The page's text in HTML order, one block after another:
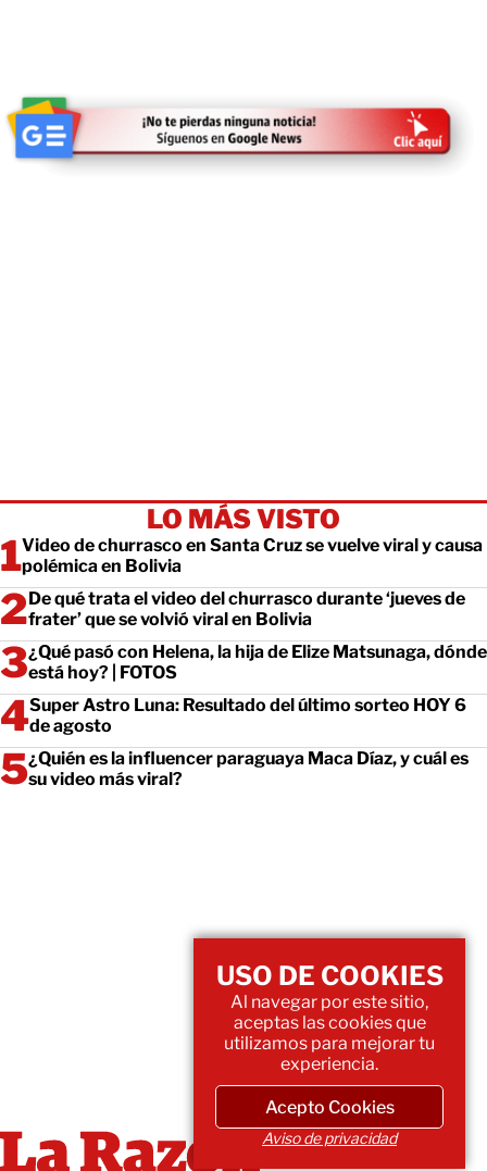
LO MÁS VISTO
Video de churrasco en Santa Cruz se vuelve viral y causa
polémica en Bolivia
De qué trata el video del churrasco durante ‘jueves de
frater’ que se volvió viral en Bolivia
¿Qué pasó con Helena, la hija de Elize Matsunaga, dónde
está hoy? | FOTOS
Super Astro Luna: Resultado del último sorteo HOY 6
de agosto
¿Quién es la influencer paraguaya Maca Díaz, y cuál es
su video más viral?
USO DE COOKIES
Al navegar por este sitio,
aceptas las cookies que
utilizamos para mejorar tu
experiencia.
Acepto Cookies
Aviso de privacidad